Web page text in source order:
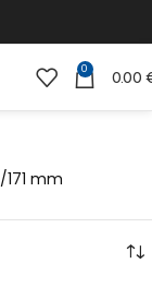
0 0.00
171 mm